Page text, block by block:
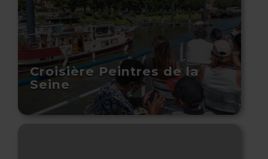
Croisière Peintres de la
Seine